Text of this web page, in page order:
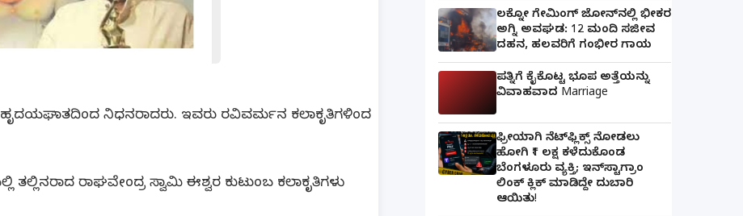
ಹೃದಯಘಾತದಿಂದ ನಿಧನರಾದರು. ಇವರು ರವಿವರ್ಮನ ಕಲಾಕೃತಿಗಳಿಂದ
ರಾಘವೇಂದ್ರ ಸ್ವಾಮಿ ಈಶ್ವರ ಕುಟುಂಬ ಕಲಾಕೃತಿಗಳು
ಲಕ್ನೋ ಗೇಮಿಂಗ್ ಜೋನ್‌ನಲ್ಲಿ ಭೀಕರ
ಅಗ್ನಿ ಅವಘಡ: 12 ಮಂದಿ ಸಜೀವ
ದಹನ, ಹಲವರಿಗೆ ಗಂಭೀರ ಗಾಯ
ಪತ್ನಿಗೆ ಕೈಕೊಟ್ಟ ಭೂಪ ಅತ್ತೆಯನ್ನು
ವಿವಾಹವಾದ Marriage
ಫ್ರೀಯಾಗಿ ನೆಟ್‌ಫ್ಲಿಕ್ಸ್ ನೋಡಲು
ಹೋಗಿ ₹1 ಲಕ್ಷ ಕಳೆದುಕೊಂಡ
ಬೆಂಗಳೂರು ವ್ಯಕ್ತಿ; ಇನ್‌ಸ್ಟಾಗ್ರಾಂ
ಲಿಂಕ್ ಕ್ಲಿಕ್ ಮಾಡಿದ್ದೇ ದುಬಾರಿ
ಆಯಿತು!